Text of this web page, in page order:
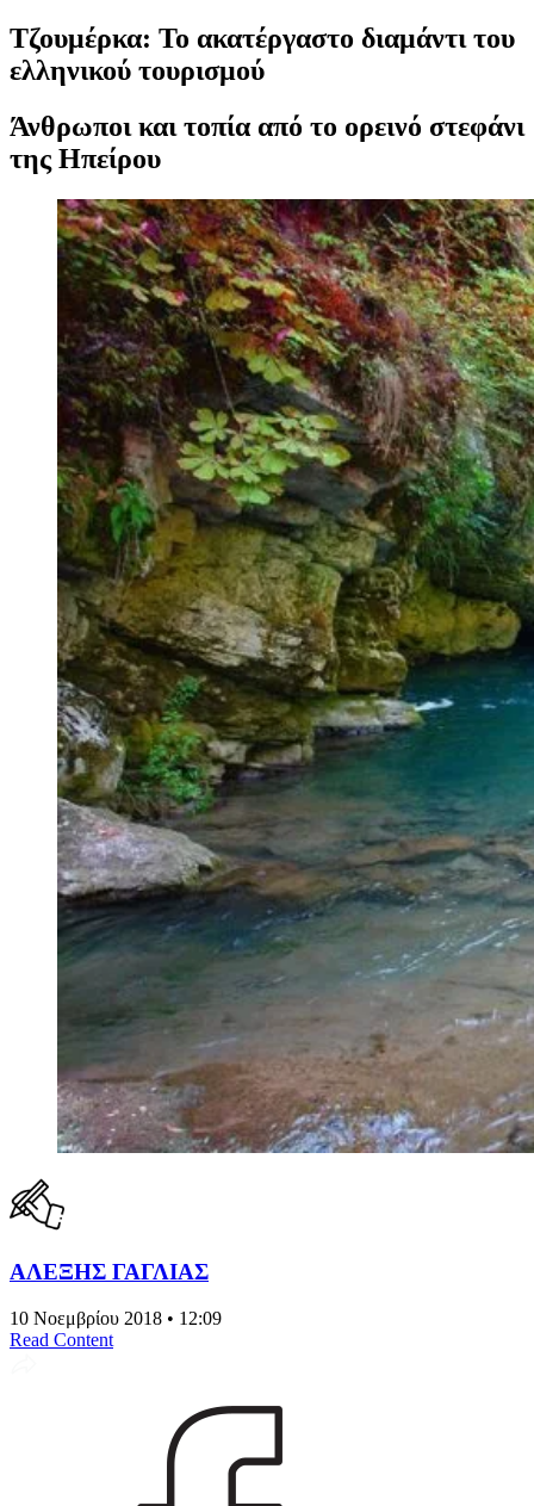
Τζουμέρκα: Το ακατέργαστο διαμάντι του
ελληνικού τουρισμού
Άνθρωποι και τοπία από το ορεινό στεφάνι
της Ηπείρου
ΑΛΕΞΗΣ ΓΑΓΛΙΑΣ
10 Νοεμβρίου 2018 • 12:09
Read Content